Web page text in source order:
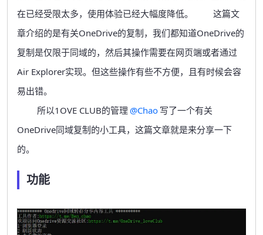
在已经受限太多，使用体验已经大幅度降低。
这篇文
章介绍的是有关OneDrive的复制，我们都知道OneDrive的
复制是仅限于同域的，然后其操作需要在网页端或者通过
Air Explorer实现。但这些操作有些不方便，且有时候会容
易出错。
所以1OVE CLUB的管理 @Chao 写了一个有关
OneDrive同域复制的小工具，这篇文章就是来分享一下
的。
功能